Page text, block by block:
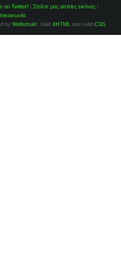
on Twitter! | Στείλτε μας αστείες εικόνες|
by Webstrukt . Valid XHTML and valid CSS